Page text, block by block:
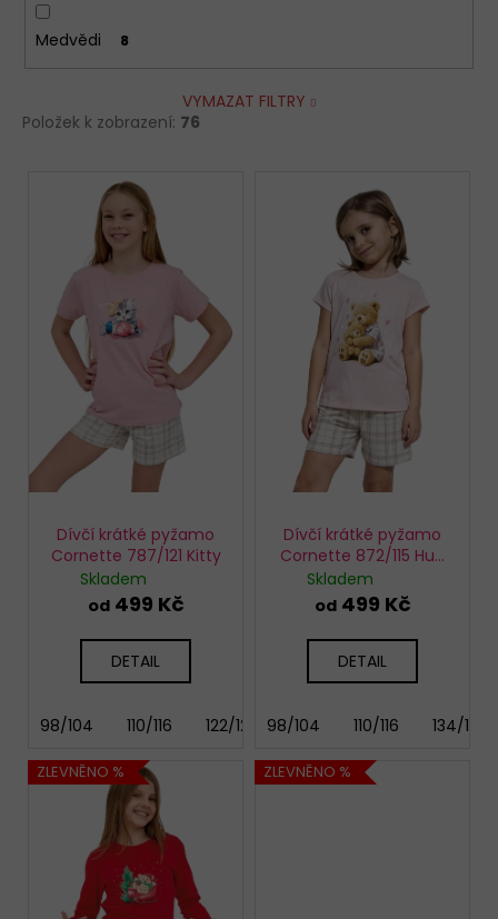
Medvědi 8
VYMAZAT FILTRY
Položek k zobrazení: 76
k
t
Dívčí krátké pyžamo
Cornette 787/121 Kitty
Skladem
od499 Kč
DETAIL
98/104 110/116 122/128 134/140 146/152
Dívčí krátké pyžamo
Cornette 872/115 Hug
me
Skladem
od499 Kč
DETAIL
98/104 110/116 134/140
ZLEVNĚNO % ZLEVNĚNO %